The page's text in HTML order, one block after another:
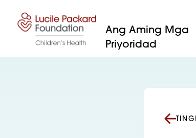
Ang Aming Mga
Priyoridad